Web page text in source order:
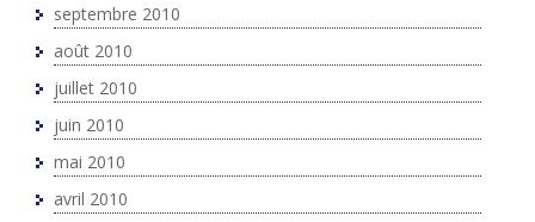
septembre 2010
août 2010
juillet 2010
juin 2010
mai 2010
avril 2010